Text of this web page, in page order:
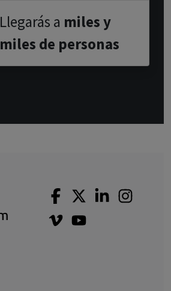
Llegarás a miles y
miles de personas